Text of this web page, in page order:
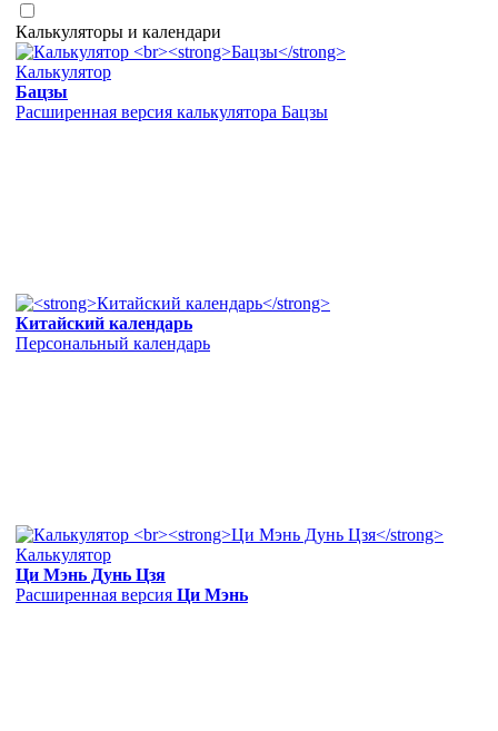
Калькуляторы и календари
Калькулятор
Бацзы
Расширенная версия калькулятора Бацзы
Китайский календарь
Персональный календарь
Калькулятор
Ци Мэнь Дунь Цзя
Расширенная версия Ци Мэнь